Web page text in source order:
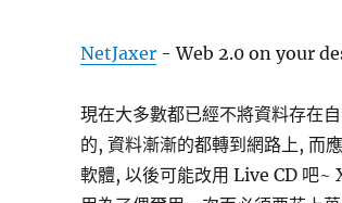
NetJaxer- Web 2.0 on your
現在大多數都已經不將資料存
的, 資料漸漸的都轉到網路上, 而
軟體, 以後可能改用 Live CD 吧